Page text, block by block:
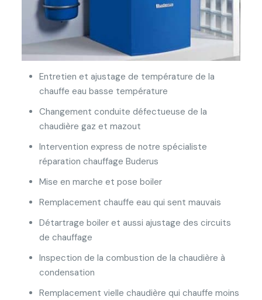
Entretien et ajustage de température de la
chauffe eau basse température
Changement conduite défectueuse de la
chaudière gaz et mazout
Intervention express de notre spécialiste
réparation chauffage Buderus
Mise en marche et pose boiler
Remplacement chauffe eau qui sent mauvais
Détartrage boiler et aussi ajustage des circuits
de chauffage
Inspection de la combustion de la chaudière à
condensation
Remplacement vielle chaudière qui chauffe moins